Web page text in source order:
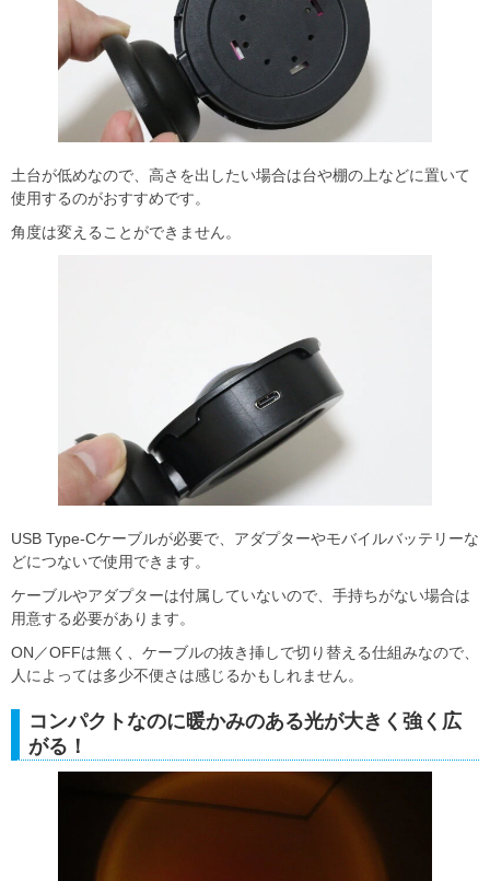
土台が低めなので、高さを出したい場合は台や棚の上などに置いて
使用するのがおすすめです。
角度は変えることができません。
USB Type-Cケーブルが必要で、アダプターやモバイルバッテリーな
どにつないで使用できます。
ケーブルやアダプターは付属していないので、手持ちがない場合は
用意する必要があります。
ON／OFFは無く、ケーブルの抜き挿しで切り替える仕組みなので、
人によっては多少不便さは感じるかもしれません。
コンパクトなのに暖かみのある光が大きく強く広
がる！